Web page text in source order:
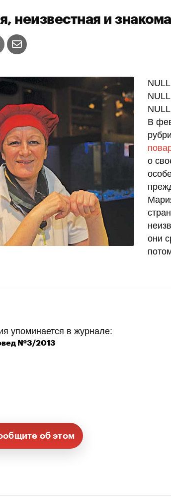
неизвестная и
NULL
NULL
NULL
В
о
они
упоминается в журнале:
№3/2013
об этом